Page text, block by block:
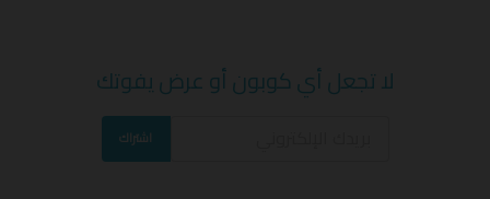
لا تجعل أي كوبون أو عرض يفوتك
اشتراك